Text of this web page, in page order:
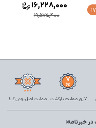
19,575,400
16,228,000
7 روز ضمانت بازگشت ضمانت اصل بودن کالا
خبرنامه: